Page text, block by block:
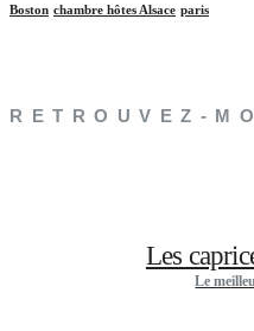
Boston chambre hôtes Alsace paris
RETROUVEZ-
Les
Le